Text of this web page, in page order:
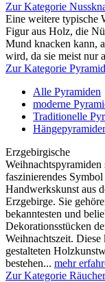
Zur Kategorie
Eine weitere typische
Figur aus Holz, die
Mund knacken kann,
wird, da sie meist nur
Zur Kategorie
Alle Pyramiden
moderne
Traditionelle
Erzgebirgische
Weihnachtspyramiden
faszinierendes Symbol
Handwerkskunst aus
Erzgebirge. Sie
bekanntesten und
Dekorationsstücken
Weihnachtszeit. Diese
gestalteten
bestehen... mehr
Zur Kategorie